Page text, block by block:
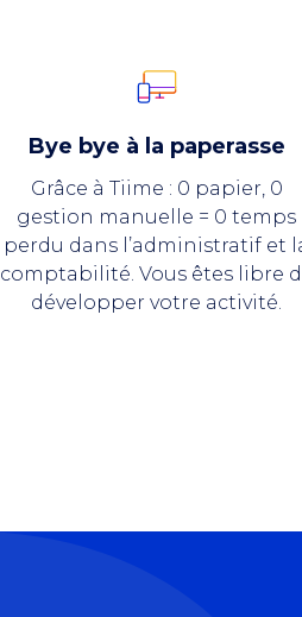
Bye bye à la paperasse
Grâce à Tiime : 0 papier, 0
gestion manuelle = 0 temps
perdu dans l’administratif et
comptabilité. Vous êtes libre
développer votre activité.